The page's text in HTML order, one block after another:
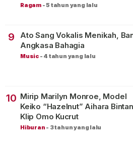
Ragam -5 tahun yang lalu
9
Ato Sang Vokalis Menikah,
Angkasa Bahagia
Music - 4 tahun yang lalu
10 Mirip Marilyn Monroe, Model
Keiko “Hazelnut” Aihara
Klip Omo Kucrut
Hiburan - 3 tahun yang lalu